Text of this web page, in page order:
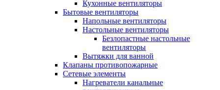
Кухонные вентиляторы
Бытовые вентиляторы
Напольные вентиляторы
Настольные вентиляторы
Безлопастные настольные
вентиляторы
Вытяжки для ванной
Клапаны противопожарные
Сетевые элементы
Нагреватели канальные